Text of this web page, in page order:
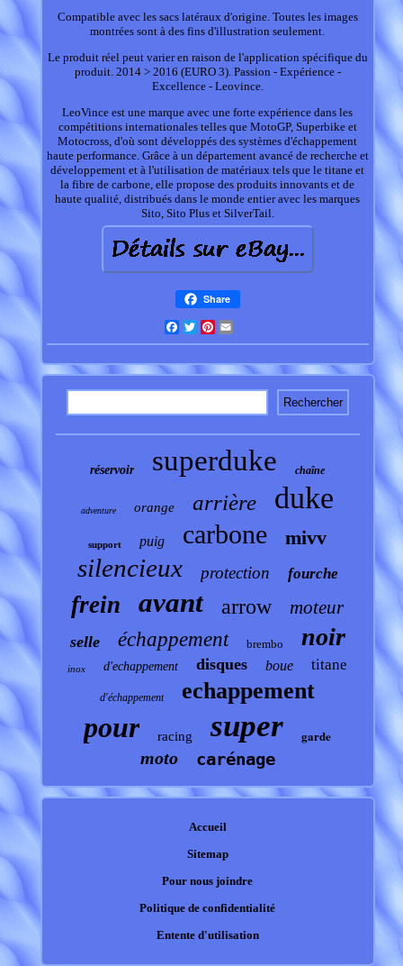
Compatible avec les sacs latéraux d'origine. Toutes les images
montrées sont à des fins d'illustration seulement.
Le produit réel peut varier en raison de l'application spécifique du
produit. 2014 > 2016 (EURO 3). Passion - Expérience -
Excellence - Leovince.
LeoVince est une marque avec une forte expérience dans les
compétitions internationales telles que MotoGP, Superbike et
Motocross, d'où sont développés des systèmes d'échappement
haute performance. Grâce à un département avancé de recherche et
développement et à l'utilisation de matériaux tels que le titane et
la fibre de carbone, elle propose des produits innovants et de
haute qualité, distribués dans le monde entier avec les marques
Sito, Sito Plus et SilverTail.
Share
Facebook
TwitterPinterest
réservoir superduke chaîne
adventure orange arrière duke
support puig carbone mivv
silencieux protection fourche
frein avant arrow moteur
selle échappement brembo noir
inox d'echappement disques boue titane
d'échappement echappement
pour racing super garde
moto carénage
Accueil
Sitemap
Pour nous joindre
Politique de confidentialité
Entente d'utilisation